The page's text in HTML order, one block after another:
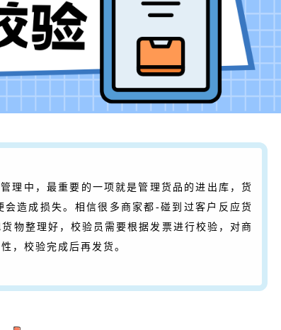
理中，最重要的一项就是管理货品的进出库，货
造成损失。相信很多商家都-碰到过客户反应货
物整理好，校验员需要根据发票进行校验，对商
，校验完成后再发货。